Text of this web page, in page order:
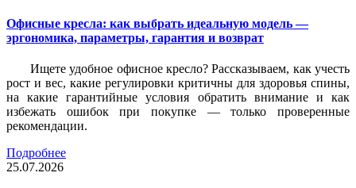
Офисные кресла: как выбрать идеальную модель —
эргономика, параметры, гарантия и возврат
Ищете удобное офисное кресло? Рассказываем, как учесть
рост и вес, какие регулировки критичны для здоровья спины,
на какие гарантийные условия обратить внимание и как
избежать ошибок при покупке — только проверенные
рекомендации.
Подробнее
25.07.2026